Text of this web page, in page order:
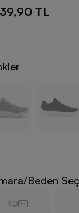
TL
Beden Seç
40